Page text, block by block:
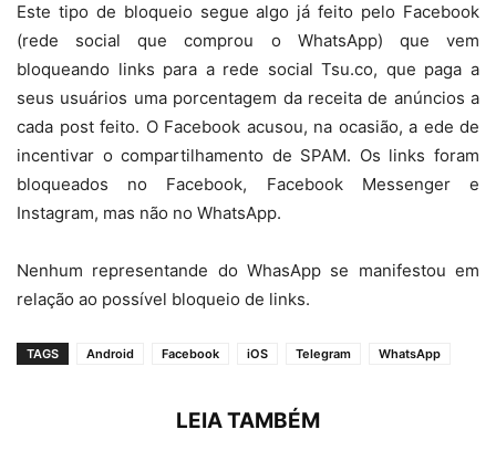
Este tipo de bloqueio segue algo já feito pelo Facebook
(rede social que comprou o WhatsApp) que vem
bloqueando links para a rede social Tsu.co, que paga a
seus usuários uma porcentagem da receita de anúncios a
cada post feito. O Facebook acusou, na ocasião, a ede de
incentivar o compartilhamento de SPAM. Os links foram
bloqueados no Facebook, Facebook Messenger e
Instagram, mas não no WhatsApp.
Nenhum representande do WhasApp se manifestou em
relação ao possível bloqueio de links.
TAGS Android Facebook iOS Telegram WhatsApp
LEIA TAMBÉM